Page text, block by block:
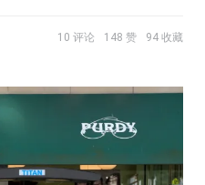
10 评论 148 赞 94 收藏